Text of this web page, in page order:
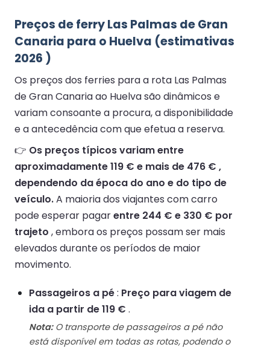
Preços de ferry Las Palmas de Gran
Canaria para o Huelva (estimativas
2026 )
Os preços dos ferries para a rota Las Palmas
de Gran Canaria ao Huelva são dinâmicos e
variam consoante a procura, a disponibilidade
e a antecedência com que efetua a reserva.
👉 Os preços típicos variam entre
aproximadamente 119 € e mais de 476 € ,
dependendo da época do ano e do tipo de
veículo.A maioria dos viajantes com carro
pode esperar pagarentre 244 € e 330 € por
trajeto , embora os preços possam ser mais
elevados durante os períodos de maior
movimento.
Passageiros a pé: Preço para viagem de
ida a partir de 119 € .
Nota:O transporte de passageiros a pé não
está disponível em todas as rotas, podendo o